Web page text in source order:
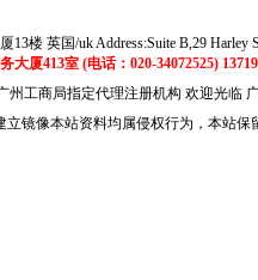
楼 英国/uk Address:Suite B,29 Harley
大厦413室 (电话：020-34072525)
州工商局指定代理注册机构 欢迎光临
镜像本站资料均属侵权行为，本站